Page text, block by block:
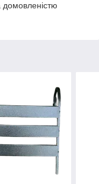
домовленістю